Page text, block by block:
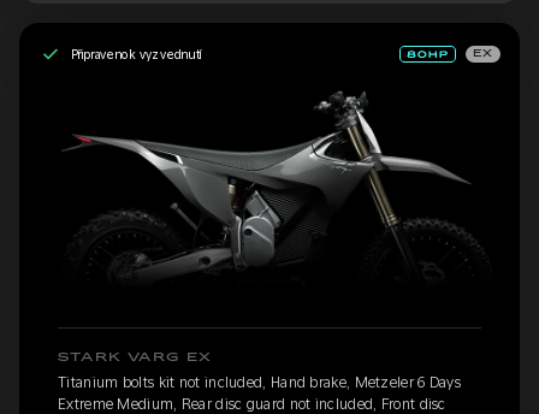
Připraveno k vyzvednutí EX
STARK VARG EX
Titanium bolts kit not included, Hand brake, Metzeler 6 Days
Extreme Medium, Rear disc guard not included, Front disc